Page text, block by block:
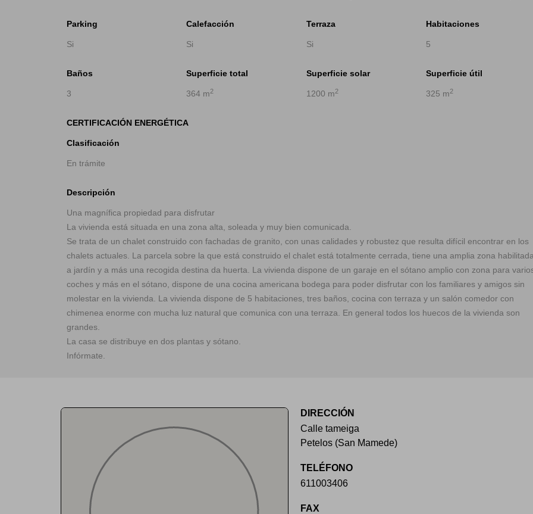
Parking
Si
Calefacción
Si
Terraza
Si
Habitaciones
5
Baños
3
Superficie total
364 m2
Superficie solar
1200 m2
Superficie útil
325 m2
CERTIFICACIÓN ENERGÉTICA
Clasificación
En trámite
Descripción
Una magnífica propiedad para disfrutar
La vivienda está situada en una zona alta, soleada y muy bien comunicada.
Se trata de un chalet construido con fachadas de granito, con unas calidades y robustez que resulta difícil encontrar en los
chalets actuales. La parcela sobre la que está construido el chalet está totalmente cerrada, tiene una amplia zona
a jardín y a más una recogida destina da huerta. La vivienda dispone de un garaje en el sótano amplio con zona para
coches y más en el sótano, dispone de una cocina americana bodega para poder disfrutar con los familiares y amigos sin
molestar en la vivienda. La vivienda dispone de 5 habitaciones, tres baños, cocina con terraza y un salón comedor con
chimenea enorme con mucha luz natural que comunica con una terraza. En general todos los huecos de la vivienda son
grandes.
La casa se distribuye en dos plantas y sótano.
Infórmate.
DIRECCIÓN
Calle tameiga
Petelos (San Mamede)
TELÉFONO
611003406
FAX